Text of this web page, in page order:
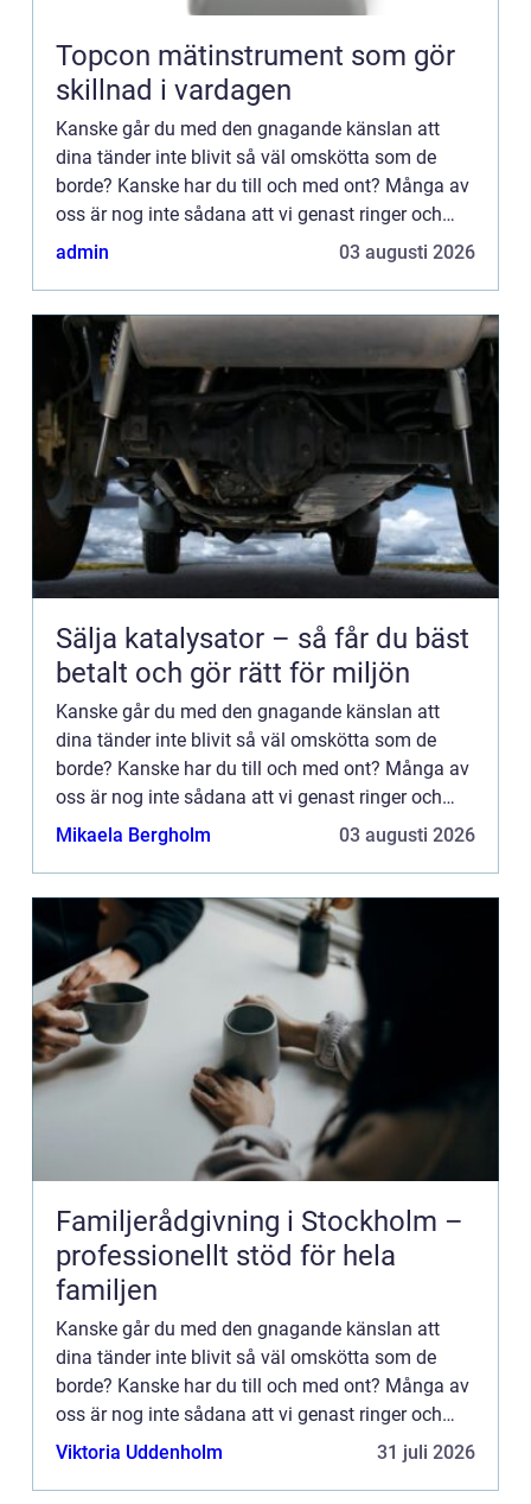
Topcon mätinstrument som gör
skillnad i vardagen
Kanske går du med den gnagande känslan att
dina tänder inte blivit så väl omskötta som de
borde? Kanske har du till och med ont? Många av
oss är nog inte sådana att vi genast ringer och
bokar tid d&ari...
admin 03 augusti 2026
Sälja katalysator – så får du bäst
betalt och gör rätt för miljön
Kanske går du med den gnagande känslan att
dina tänder inte blivit så väl omskötta som de
borde? Kanske har du till och med ont? Många av
oss är nog inte sådana att vi genast ringer och
bokar tid d&ari...
Mikaela Bergholm 03 augusti 2026
Familjerådgivning i Stockholm –
professionellt stöd för hela
familjen
Kanske går du med den gnagande känslan att
dina tänder inte blivit så väl omskötta som de
borde? Kanske har du till och med ont? Många av
oss är nog inte sådana att vi genast ringer och
bokar tid d&ari...
Viktoria Uddenholm 31 juli 2026